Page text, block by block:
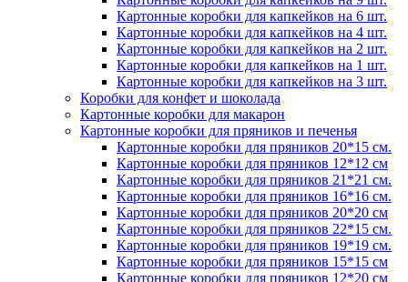
Картонные коробки для капкейков на 6 шт.
Картонные коробки для капкейков на 4 шт.
Картонные коробки для капкейков на 2 шт.
Картонные коробки для капкейков на 1 шт.
Картонные коробки для капкейков на 3 шт.
Коробки для конфет и шоколада
Картонные коробки для макарон
Картонные коробки для пряников и печенья
Картонные коробки для пряников 20*15 см.
Картонные коробки для пряников 12*12 см
Картонные коробки для пряников 21*21 см.
Картонные коробки для пряников 16*16 см.
Картонные коробки для пряников 20*20 см
Картонные коробки для пряников 22*15 см.
Картонные коробки для пряников 19*19 см.
Картонные коробки для пряников 15*15 см
Картонные коробки для пряников 12*20 см